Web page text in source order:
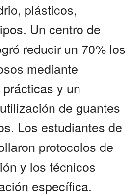
plásticos,
Un centro de
reducir un 70% los
mediante
y un
de guantes
Los estudiantes de
protocolos de
y los técnicos
específica.